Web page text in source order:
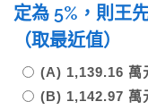
定為 5%，則王
（取最近值）
(A) 1,139.16
(B) 1,142.97